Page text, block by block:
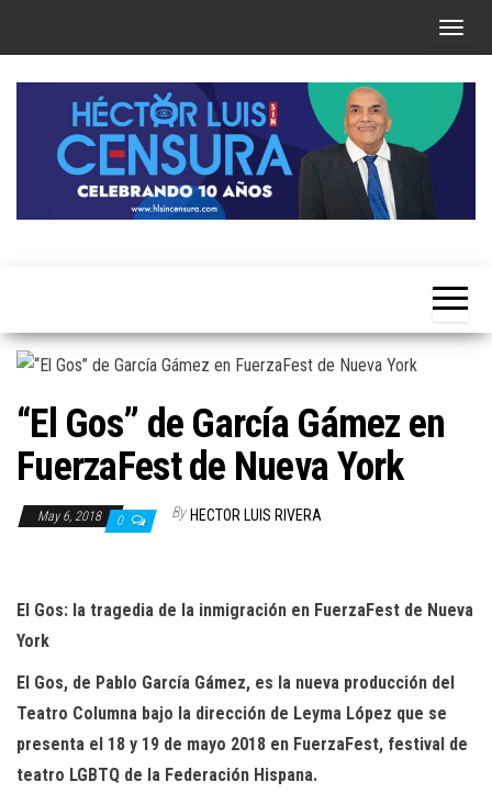
T
g
n
i
g
“El Gos” de García Gámez en
FuerzaFest de Nueva York
May 6, 2018 0 By HECTOR LUIS RIVERA
El Gos: la tragedia de la inmigración en FuerzaFest de Nueva
York
El Gos, de Pablo García Gámez, es la nueva producción del
Teatro Columna bajo la dirección de Leyma López que se
presenta el 18 y 19 de mayo 2018 en FuerzaFest, festival de
teatro LGBTQ de la Federación Hispana.